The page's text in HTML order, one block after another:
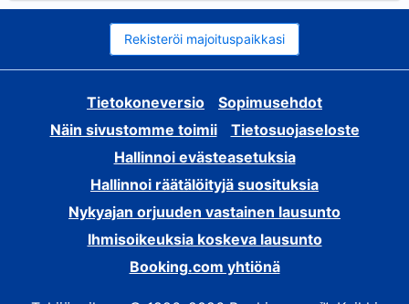
Rekisteröi majoituspaikkasi
Tietokoneversio
Sopimusehdot
Näin sivustomme toimii
Tietosuojaseloste
Hallinnoi evästeasetuksia
Hallinnoi räätälöityjä suosituksia
Nykyajan orjuuden vastainen lausunto
Ihmisoikeuksia koskeva lausunto
Booking.com yhtiönä